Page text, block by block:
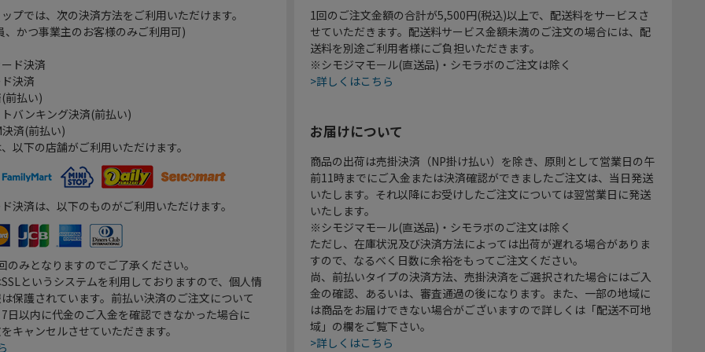
プでは、次の決済方法をご利用いただけます。
、かつ事業主のお客様のみご利用可)
ド決済
決済
前払い)
バンキング決済(前払い)
済(前払い)
以下の店舗がご利用いただけます。
決済は、以下のものがご利用いただけます。
のみとなりますのでご了承ください。
というシステムを利用しておりますので、個人情
保護されています。前払い決済のご注文について
日以内に代金のご入金を確認できなかった場合に
キャンセルさせていただきます。
1回のご注文金額の合計が5,500円(税込)以上で、配送料をサービスさ
せていただきます。配送料サービス金額未満のご注文の場合には、配
送料を別途ご利用者様にご負担いただきます。
※シモジマモール(直送品)・シモラボのご注文は除く
>詳しくはこちら
お届けについて
商品の出荷は売掛決済（NP掛け払い）を除き、原則として営業日の午
前11時までにご入金または決済確認ができましたご注文は、当日発送
いたします。それ以降にお受けしたご注文については翌営業日に発送
いたします。
※シモジマモール(直送品)・シモラボのご注文は除く
ただし、在庫状況及び決済方法によっては出荷が遅れる場合がありま
すので、なるべく日数に余裕をもってご注文ください。
尚、前払いタイプの決済方法、売掛決済をご選択された場合にはご入
金の確認、あるいは、審査通過の後になります。また、一部の地域に
は商品をお届けできない場合がございますので詳しくは「配送不可地
域」の欄をご覧下さい。
>詳しくはこちら